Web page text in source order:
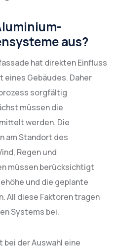
aus?
hat direkten Einfluss
Gebäudes. Daher
sorgfältig
müssen die
werden. Die
am Standort des
Regen und
müssen berücksichtigt
und die geplante
All diese Faktoren tragen
Systems bei.
der Auswahl eine